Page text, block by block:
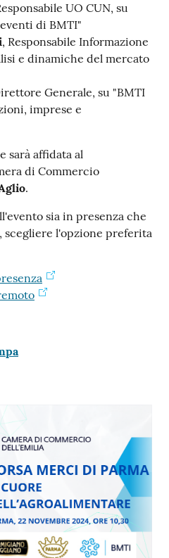
UO CUN, su
di BMTI"
, Responsabile Informazione
e dinamiche del mercato
Generale, su "BMTI
imprese e
sarà affidata al
di Commercio
.
sia in presenza che
scegliere l'opzione preferita